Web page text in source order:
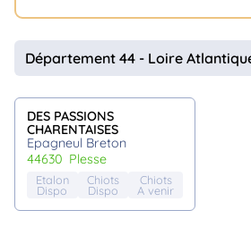
Département 44 - Loire
DES PASSIONS
CHARENTAISES
Epagneul Breton
44630
plesse
Etalon
Dispo
Chiots
Dispo
Chiots
A venir